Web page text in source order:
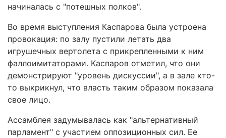
начиналась с "потешных полков".
Во время выступления Каспарова была устроена
провокация: по залу пустили летать два
игрушечных вертолета с прикрепленными к ним
фаллоимитаторами. Каспаров отметил, что они
демонстрируют "уровень дискуссии", а в зале кто-
то выкрикнул, что власть таким образом показала
свое лицо.
Ассамблея задумывалась как "альтернативный
парламент" с участием оппозиционных сил. Ее